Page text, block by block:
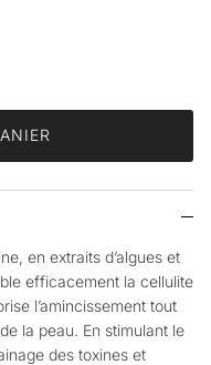
en extraits d’algues et
efficacement la cellulite
l’amincissement tout
la peau. En stimulant le
des toxines et